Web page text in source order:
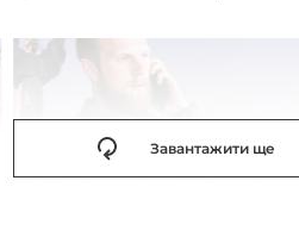
Завантажити ще